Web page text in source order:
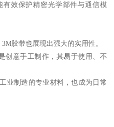
效保护精密光学部件与通信模
胶带也展现出强大的实用性。
创意手工制作，其易于使用、不
业制造的专业材料，也成为日常